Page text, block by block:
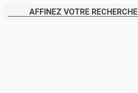
AFFINEZ VOTRE RECHERCHE